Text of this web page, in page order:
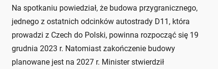
Na spotkaniu powiedział, że budowa przygranicznego,
jednego z ostatnich odcinków autostrady D11, która
prowadzi z Czech do Polski, powinna rozpocząć się 19
grudnia 2023 r. Natomiast zakończenie budowy
planowane jest na 2027 r. Minister stwierdził